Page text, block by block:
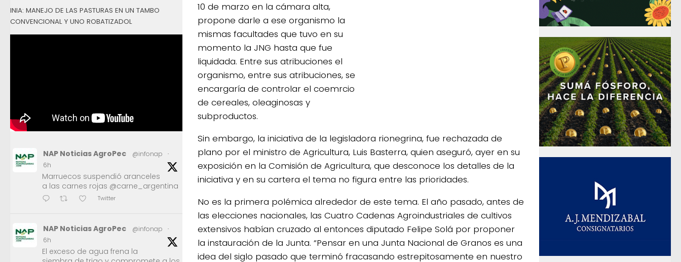
10 de marzo en la cámara alta,
propone darle a ese organismo la
mismas facultades que tuvo en su
momento la JNG hasta que fue
liquidada. Entre sus atribuciones el
organismo, entre sus atribuciones, se
encargaría de controlar el coemrcio
de cereales, oleaginosas y
subproductos.
Sin embargo, la iniciativa de la legisladora rionegrina, fue rechazada de
plano por el ministro de Agricultura, Luis Basterra, quien aseguró, ayer en su
exposición en la Comisión de Agricultura, que desconoce los detalles de la
iniciativa y en su cartera el tema no figura entre las prioridades.
No es la primera polémica alrededor de este tema. El año pasado, antes de
las elecciones nacionales, las Cuatro Cadenas Agroindustriales de cultivos
extensivos habían cruzado al entonces diputado Felipe Solá por proponer
la instauración de la Junta. “Pensar en una Junta Nacional de Granos es una
idea del siglo pasado que terminó fracasando estrepitosamente en nuestro
INIA: MANEJO DE LAS PASTURAS EN UN TAMBO
CONVENCIONAL Y UNO ROBATIZADOL
NAP Noticias AgroPec @infonap
·
6h
Marruecos suspendió aranceles
a las carnes rojas @carne_argentina
Twitter
NAP Noticias AgroPec @infonap
·
6h
El exceso de agua frena la